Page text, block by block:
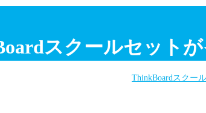
スクールセット
ThinkBoardスクー